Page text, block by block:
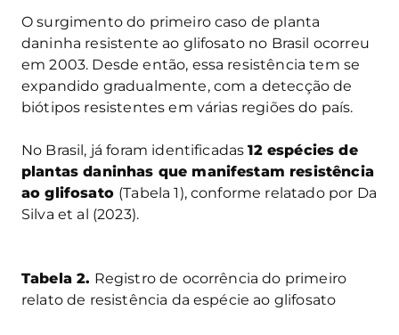
O surgimento do primeiro caso de planta
daninha resistente ao glifosato no Brasil ocorreu
em 2003. Desde então, essa resistência tem se
expandido gradualmente, com a detecção de
biótipos resistentes em várias regiões do país.
No Brasil, já foram identificadas12 espécies de
plantas daninhas que manifestam resistência
ao glifosato (Tabela 1), conforme relatado por Da
Silva et al (2023).
Tabela 2. Registro de ocorrência do primeiro
relato de resistência da espécie ao glifosato